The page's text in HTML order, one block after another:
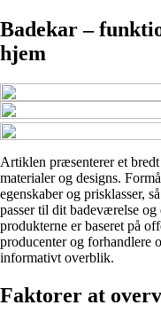
Badekar –
hjem
Artiklen præsenterer et
materialer og designs.
egenskaber og prisklasser,
passer til dit badeværelse
produkterne er baseret på
producenter og forhandlere
informativt overblik.
Faktorer at